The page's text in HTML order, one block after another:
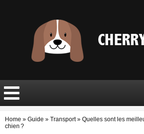
Home » Guide » Transport» Quelles sont les
chien ?